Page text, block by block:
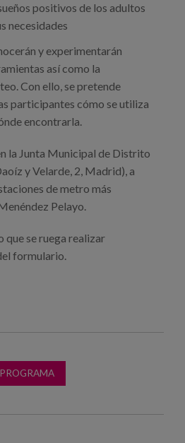
positivos de los adultos
necesidades
y experimentarán
así como la
Con ello, se pretende
participantes cómo se utiliza
encontrarla.
la Junta Municipal de Distrito
y Velarde, 2, Madrid), a
de metro más
Pelayo.
se ruega realizar
formulario.
PROGRAMA